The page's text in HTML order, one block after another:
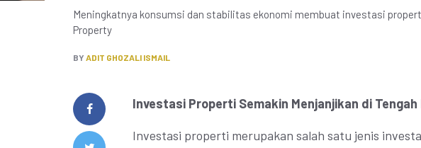
Meningkatnya konsumsi dan stabilitas ekonomi membuat investasi
Property
BY ADIT GHOZALI ISMAIL
Investasi Properti Semakin Menjanjikan di Tengah
Investasi properti merupakan salah satu jenis